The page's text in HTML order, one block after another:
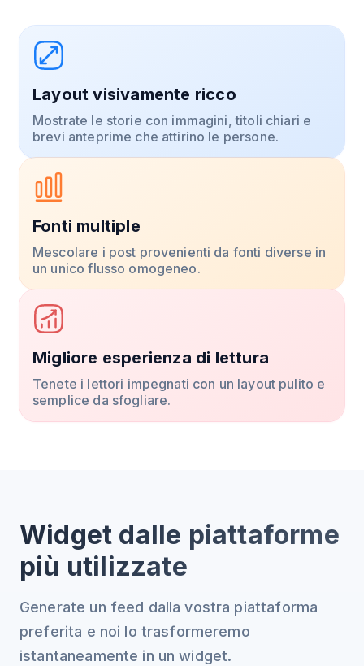
Layout visivamente ricco
Mostrate le storie con immagini, titoli chiari e
brevi anteprime che attirino le persone.
Fonti multiple
Mescolare i post provenienti da fonti diverse in
un unico flusso omogeneo.
Migliore esperienza di lettura
Tenete i lettori impegnati con un layout pulito e
semplice da sfogliare.
Widget dalle piattaforme
più utilizzate
Generate un feed dalla vostra piattaforma
preferita e noi lo trasformeremo
istantaneamente in un widget.